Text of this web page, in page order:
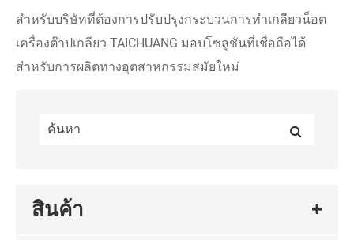
สำหรับบริษัทที่ต้องการปรับปรุงกระบวนการทำเกลียวน็อต
เครื่องต๊าปเกลียว TAICHUANG มอบโซลูชันที่เชื่อถือได้
สำหรับการผลิตทางอุตสาหกรรมสมัยใหม่
สินค้า